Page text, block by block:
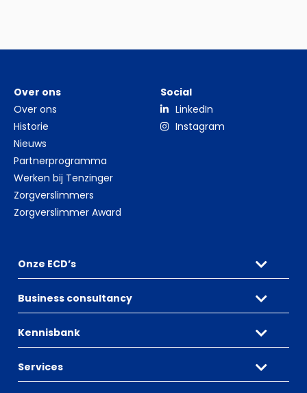
Over ons
Over ons
Historie
Nieuws
Partnerprogramma
Werken bij Tenzinger
Zorgverslimmers
Zorgverslimmer Award
Social
LinkedIn
Instagram
Onze ECD’s
Business consultancy
Kennisbank
Services